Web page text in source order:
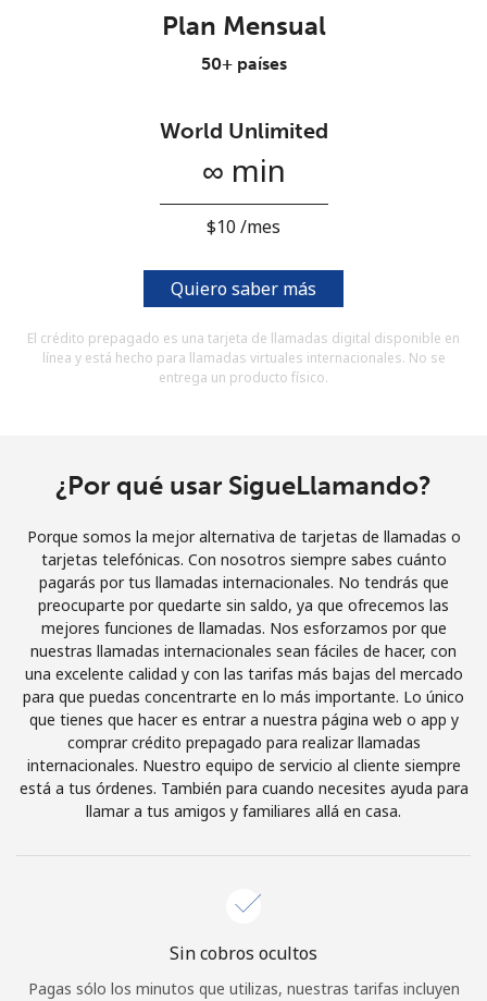
Únete
¡Hola!
Inicia sesión oREGÍSTRATE →
¿Olvidaste tu contraseña? →
o
Continuar con
Plan Mensual
50+ países
World Unlimited
∞ min
⁦$10⁩ /mes
Quiero saber más
El crédito prepagado es una tarjeta de llamadas digital disponible en
línea y está hecho para llamadas virtuales internacionales. No se
entrega un producto físico.
¿Por qué usar SigueLlamando?
Porque somos la mejor alternativa de tarjetas de llamadas o
tarjetas telefónicas. Con nosotros siempre sabes cuánto
pagarás por tus llamadas internacionales. No tendrás que
preocuparte por quedarte sin saldo, ya que ofrecemos las
mejores funciones de llamadas. Nos esforzamos por que
nuestras llamadas internacionales sean fáciles de hacer, con
una excelente calidad y con las tarifas más bajas del mercado
para que puedas concentrarte en lo más importante. Lo único
que tienes que hacer es entrar a nuestra página web o app y
comprar crédito prepagado para realizar llamadas
internacionales. Nuestro equipo de servicio al cliente siempre
está a tus órdenes. También para cuando necesites ayuda para
llamar a tus amigos y familiares allá en casa.
Sin cobros ocultos
Pagas sólo los minutos que utilizas, nuestras tarifas incluyen